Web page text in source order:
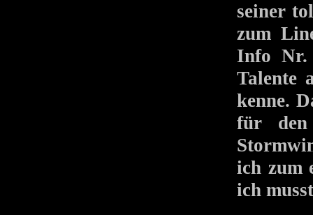
seiner
zum
Info Nr.
Talente
kenne.
für den
ich zum
ich